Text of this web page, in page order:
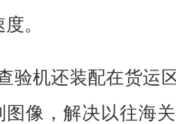
。
验机还装配在货运
像，解决以往海